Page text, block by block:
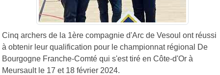
Cinq archers de la 1ère compagnie d'Arc de Vesoul ont réussi
à obtenir leur qualification pour le championnat régional De
Bourgogne Franche-Comté qui s'est tiré en Côte-d'Or à
Meursault le 17 et 18 février 2024.